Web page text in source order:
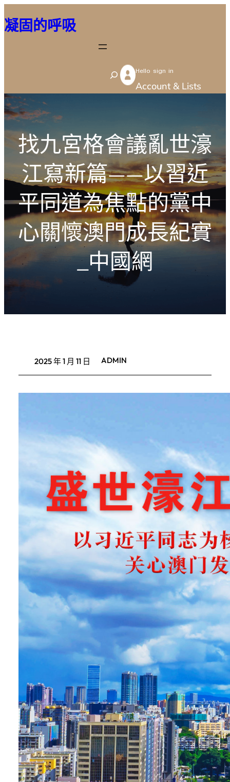
至
容
凝固的呼吸
S
e
c
h
Hello sign in
Account & Lists
找九宮格會議亂世濠
江寫新篇——以習近
平同道為焦點的黨中
心關懷澳門成長紀實
_中國網
2025 年 1 月 11 日 ADMIN